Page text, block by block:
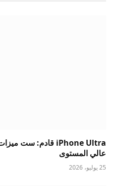
عالي المستوى
25 يوليو، 2026